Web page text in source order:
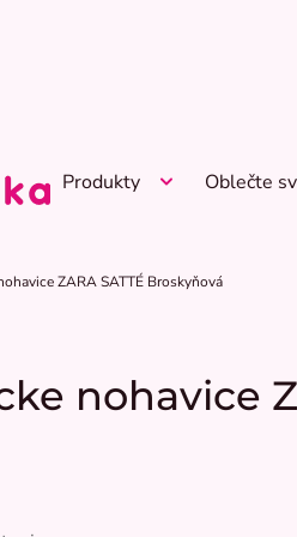
Produkty Oblečte
ZARA SATTÉ Broskyňová
nohavice